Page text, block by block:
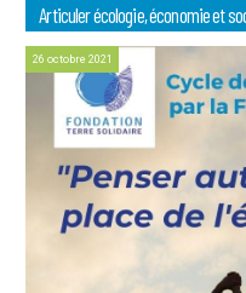
Articuler écologie, économie et
26 octobre 2021